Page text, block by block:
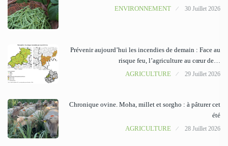
ENVIRONNEMENT
30 Juillet 2026
Prévenir aujourd’hui les incendies de demain : Face au
risque feu, l’agriculture au cœur de…
AGRICULTURE
29 Juillet 2026
Chronique ovine. Moha, millet et sorgho : à pâturer cet
été
AGRICULTURE
28 Juillet 2026